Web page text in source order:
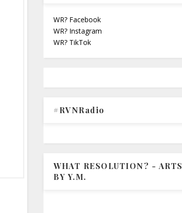
WR? Facebook
WR? Instagram
WR? TikTok
#RVNRadio
WHAT RESOLUTION? - ARTS
BY Y.M.